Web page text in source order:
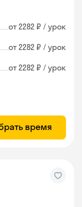
от 2282 ₽ / урок
от 2282 ₽ / урок
от 2282 ₽ / урок
время